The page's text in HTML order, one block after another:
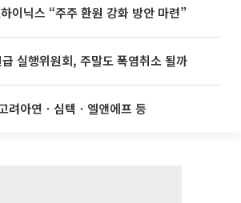
이닉스 “주주 환원 강화 방안 마련”
실행위원회, 주말도 폭염취소 될까
려아연ㆍ심텍ㆍ엘앤에프 등